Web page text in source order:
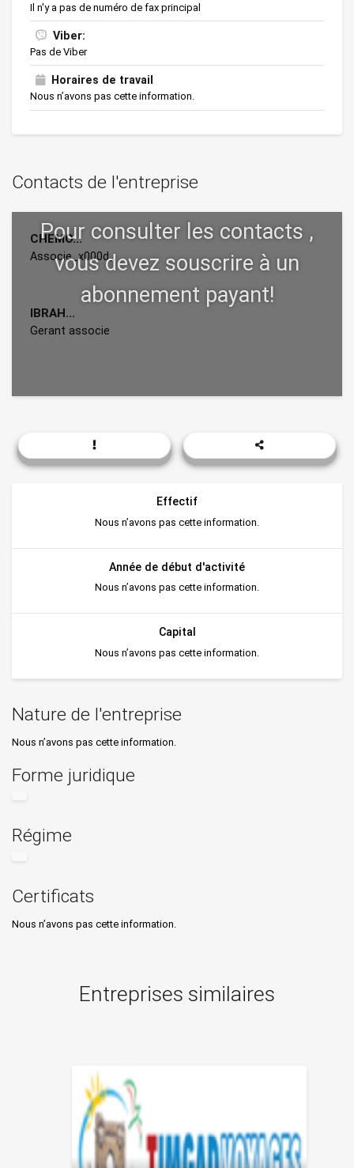
Il n'y a pas de numéro de fax principal
Viber:
Pas de Viber
Horaires de travail
Nous n’avons pas cette information.
Contacts de l'entreprise
CHEMO...
Associe_x000d_
IBRAH...
Gerant associe
Effectif
Nous n’avons pas cette information.
Année de début d'activité
Nous n’avons pas cette information.
Capital
Nous n’avons pas cette information.
Nature de l'entreprise
Nous n’avons pas cette information.
Forme juridique
Régime
Certificats
Nous n’avons pas cette information.
Entreprises similaires